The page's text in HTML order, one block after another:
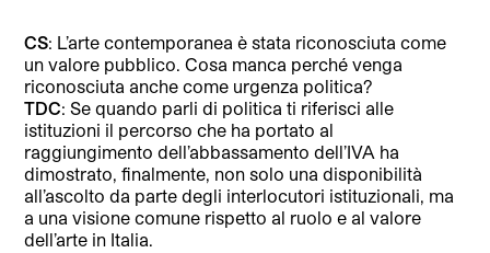
CS: L’arte contemporanea è stata riconosciuta come
un valore pubblico. Cosa manca perché venga
riconosciuta anche come urgenza politica?
TDC: Se quando parli di politica ti riferisci alle
istituzioni il percorso che ha portato al
raggiungimento dell’abbassamento dell’IVA ha
dimostrato, finalmente, non solo una disponibilità
all’ascolto da parte degli interlocutori istituzionali, ma
a una visione comune rispetto al ruolo e al valore
dell’arte in Italia.